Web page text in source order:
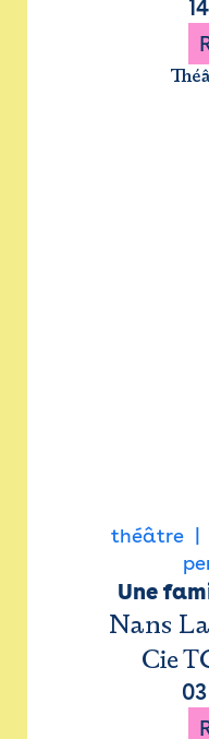
14
théâtre
Une
Nans
Cie
03